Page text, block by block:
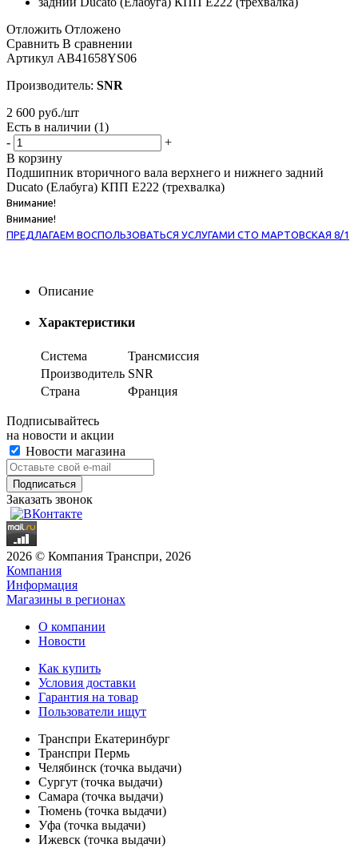
Отложить Отложено
Сравнить В сравнении
Артикул AB41658YS06
Производитель: SNR
2 600 руб./шт
Есть в наличии (1)
-
+
В корзину
Подшипник вторичного вала верхнего и нижнего задний
Ducato (Елабуга) КПП Е222 (трехвалка)
Внимание!
Внимание!
ПРЕДЛАГАЕМ ВОСПОЛЬЗОВАТЬСЯ УСЛУГАМИ СТО МАРТОВСКАЯ 8/1
Описание
Характеристики
Система
Трансмиссия
Производитель SNR
Страна
Франция
Подписывайтесь
на новости и акции
Новости магазина
Заказать звонок
2026 © Компания Транспри, 2026
Компания
Информация
Магазины в регионах
О компании
Новости
Как купить
Условия доставки
Гарантия на товар
Пользователи ищут
Транспри Екатеринбург
Транспри Пермь
Челябинск (точка выдачи)
Сургут (точка выдачи)
Самара (точка выдачи)
Тюмень (точка выдачи)
Уфа (точка выдачи)
Ижевск (точка выдачи)